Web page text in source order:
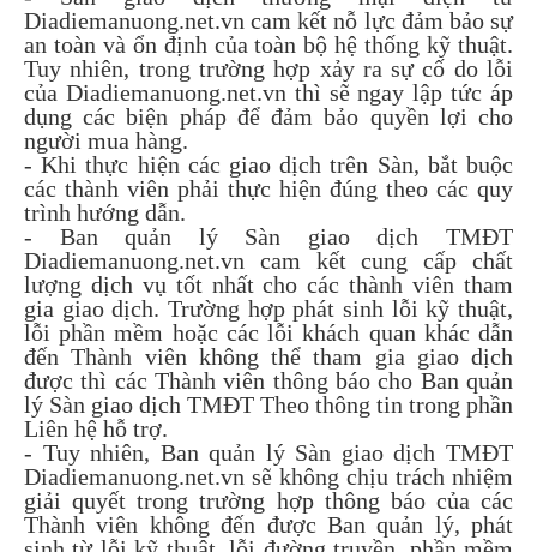
Diadiemanuong.net.vn cam kết nỗ lực đảm bảo sự
an toàn và ổn định của toàn bộ hệ thống kỹ thuật.
Tuy nhiên, trong trường hợp xảy ra sự cố do lỗi
của Diadiemanuong.net.vn thì sẽ ngay lập tức áp
dụng các biện pháp để đảm bảo quyền lợi cho
người mua hàng.
- Khi thực hiện các giao dịch trên Sàn, bắt buộc
các thành viên phải thực hiện đúng theo các quy
trình hướng dẫn.
- Ban quản lý Sàn giao dịch TMĐT
Diadiemanuong.net.vn cam kết cung cấp chất
lượng dịch vụ tốt nhất cho các thành viên tham
gia giao dịch. Trường hợp phát sinh lỗi kỹ thuật,
lỗi phần mềm hoặc các lỗi khách quan khác dẫn
đến Thành viên không thể tham gia giao dịch
được thì các Thành viên thông báo cho Ban quản
lý Sàn giao dịch TMĐT Theo thông tin trong phần
Liên hệ hỗ trợ.
- Tuy nhiên, Ban quản lý Sàn giao dịch TMĐT
Diadiemanuong.net.vn sẽ không chịu trách nhiệm
giải quyết trong trường hợp thông báo của các
Thành viên không đến được Ban quản lý, phát